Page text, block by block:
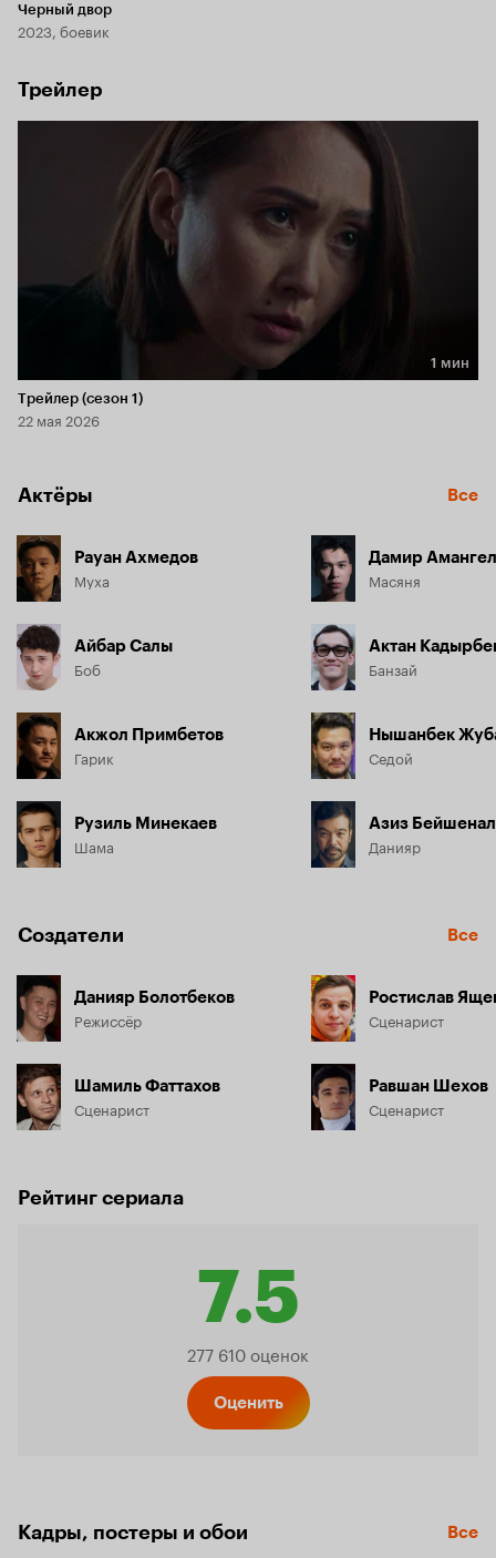
Черный двор
2023, боевик
Трейлер
Длительность 1 мин
1 мин
Трейлер (сезон 1)
22 мая 2026
Актёры Все
Рауан Ахмедов
Муха
Айбар Салы
Боб
Акжол Примбетов
Гарик
Рузиль Минекаев
Шама
Дамир
Масяня
Актан
Банзай
Нышанбек
Седой
Азиз
Данияр
Создатели Все
Данияр Болотбеков
Режиссёр
Шамиль Фаттахов
Сценарист
Ростислав
Сценарист
Равшан Шехов
Сценарист
Рейтинг сериала
7.5
Рейтинг
7.5
277 610 оценок
Оценить
Кадры, постеры и обои Все